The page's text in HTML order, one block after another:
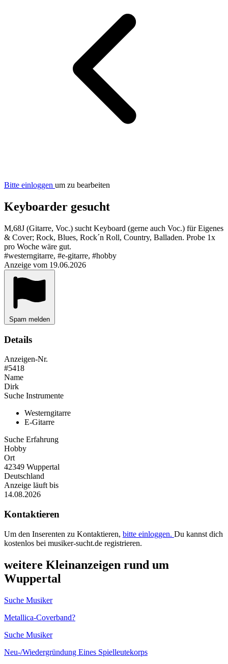
Bitte einloggen um zu bearbeiten
Keyboarder gesucht
M,68J (Gitarre, Voc.) sucht Keyboard (gerne auch Voc.) für Eigenes
& Cover; Rock, Blues, Rock´n Roll, Country, Balladen. Probe 1x
pro Woche wäre gut.
#westerngitarre, #e-gitarre, #hobby
Anzeige vom 19.06.2026
Spam melden
Details
Anzeigen-Nr.
#5418
Name
Dirk
Suche Instrumente
Westerngitarre
E-Gitarre
Suche Erfahrung
Hobby
Ort
42349 Wuppertal
Deutschland
Anzeige läuft bis
14.08.2026
Kontaktieren
Um den Inserenten zu Kontaktieren, bitte einloggen. Du kannst dich
kostenlos bei musiker-sucht.de registrieren.
weitere Kleinanzeigen rund um
Wuppertal
Suche Musiker
Metallica-Coverband?
Suche Musiker
Neu-/Wiedergründung Eines Spielleutekorps